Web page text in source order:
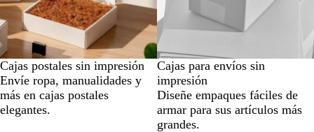
Cajas postales sin impresión
Envíe ropa, manualidades y
más en cajas postales
elegantes.
Cajas para envíos sin
impresión
Diseñe empaques fáciles de
armar para sus artículos más
grandes.